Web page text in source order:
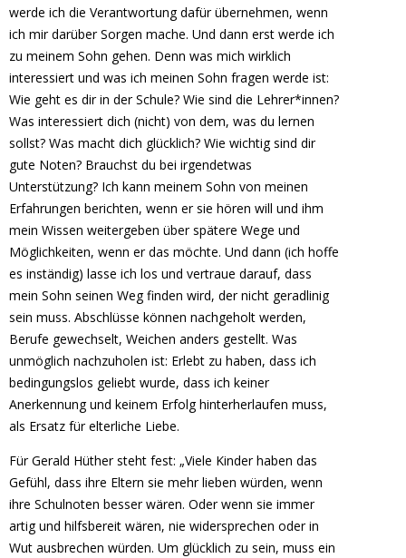
werde ich die Verantwortung dafür übernehmen, wenn
ich mir darüber Sorgen mache. Und dann erst werde ich
zu meinem Sohn gehen. Denn was mich wirklich
interessiert und was ich meinen Sohn fragen werde ist:
Wie geht es dir in der Schule? Wie sind die Lehrer*innen?
Was interessiert dich (nicht) von dem, was du lernen
sollst? Was macht dich glücklich? Wie wichtig sind dir
gute Noten? Brauchst du bei irgendetwas
Unterstützung? Ich kann meinem Sohn von meinen
Erfahrungen berichten, wenn er sie hören will und ihm
mein Wissen weitergeben über spätere Wege und
Möglichkeiten, wenn er das möchte. Und dann (ich hoffe
es inständig) lasse ich los und vertraue darauf, dass
mein Sohn seinen Weg finden wird, der nicht geradlinig
sein muss. Abschlüsse können nachgeholt werden,
Berufe gewechselt, Weichen anders gestellt. Was
unmöglich nachzuholen ist: Erlebt zu haben, dass ich
bedingungslos geliebt wurde, dass ich keiner
Anerkennung und keinem Erfolg hinterherlaufen muss,
als Ersatz für elterliche Liebe.
Für Gerald Hüther steht fest: „Viele Kinder haben das
Gefühl, dass ihre Eltern sie mehr lieben würden, wenn
ihre Schulnoten besser wären. Oder wenn sie immer
artig und hilfsbereit wären, nie widersprechen oder in
Wut ausbrechen würden. Um glücklich zu sein, muss ein